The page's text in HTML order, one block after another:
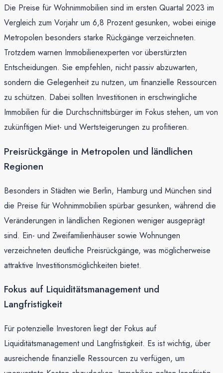
Die Preise für Wohnimmobilien sind im ersten Quartal 2023 im
Vergleich zum Vorjahr um 6,8 Prozent gesunken, wobei einige
Metropolen besonders starke Rückgänge verzeichneten.
Trotzdem warnen Immobilienexperten vor überstürzten
Entscheidungen. Sie empfehlen, nicht passiv abzuwarten,
sondern die Gelegenheit zu nutzen, um finanzielle Ressourcen
zu schützen. Dabei sollten Investitionen in erschwingliche
Immobilien für die Durchschnittsbürger im Fokus stehen, um von
zukünftigen Miet- und Wertsteigerungen zu profitieren.
Preisrückgänge in Metropolen und ländlichen
Regionen
Besonders in Städten wie Berlin, Hamburg und München sind
die Preise für Wohnimmobilien spürbar gesunken, während die
Veränderungen in ländlichen Regionen weniger ausgeprägt
sind. Ein- und Zweifamilienhäuser sowie Wohnungen
verzeichneten deutliche Preisrückgänge, was möglicherweise
attraktive Investitionsmöglichkeiten bietet.
Fokus auf Liquiditätsmanagement und
Langfristigkeit
Für potenzielle Investoren liegt der Fokus auf
Liquiditätsmanagement und Langfristigkeit. Es ist wichtig, über
ausreichende finanzielle Ressourcen zu verfügen, um